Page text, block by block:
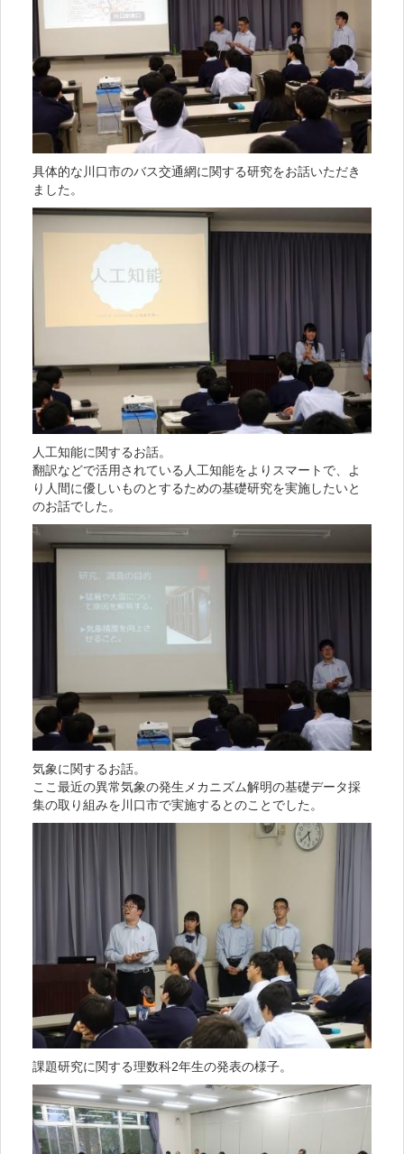
具体的な川口市のバス交通網に関する研究をお話いただき
ました。
人工知能に関するお話。
翻訳などで活用されている人工知能をよりスマートで、よ
り人間に優しいものとするための基礎研究を実施したいと
のお話でした。
気象に関するお話。
ここ最近の異常気象の発生メカニズム解明の基礎データ採
集の取り組みを川口市で実施するとのことでした。
課題研究に関する理数科2年生の発表の様子。